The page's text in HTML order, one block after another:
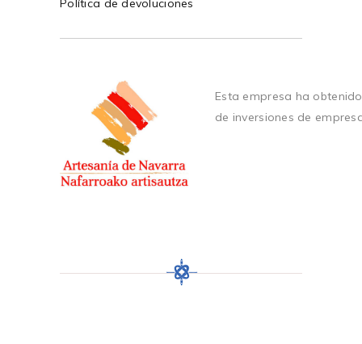
Política de devoluciones
Esta empresa ha
de inversiones de